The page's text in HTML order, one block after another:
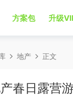
方案包 升级
地产 正文
春日露营